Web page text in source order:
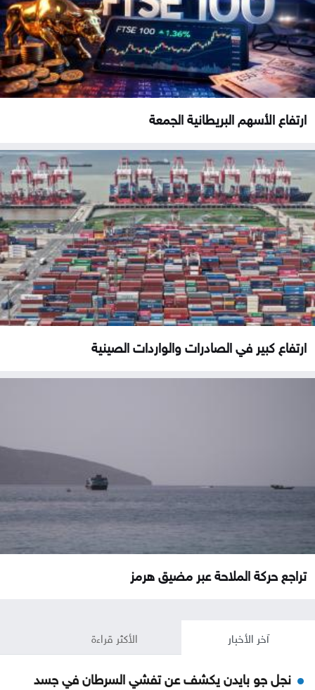
ارتفاع الأسهم البريطانية الجمعة
ارتفاع كبير في الصادرات والواردات الصينية
تراجع حركة الملاحة عبر مضيق هرمز
آخر الأخبار الأكثر قراءة
نجل جو بايدن يكشف عن تفشي السرطان في جسد